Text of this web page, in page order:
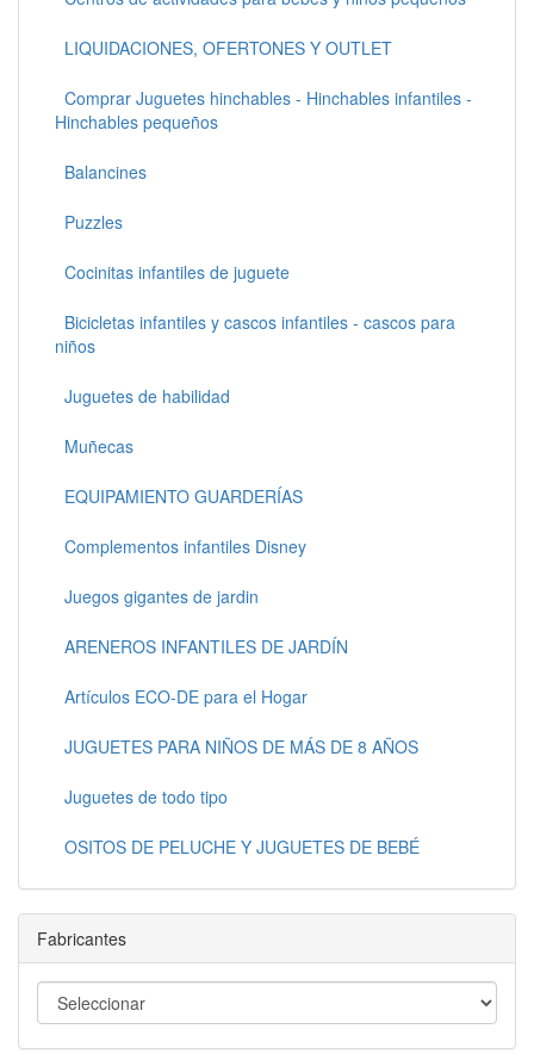
LIQUIDACIONES, OFERTONES Y OUTLET
Comprar Juguetes hinchables - Hinchables infantiles -
Hinchables pequeños
Balancines
Puzzles
Cocinitas infantiles de juguete
Bicicletas infantiles y cascos infantiles - cascos para
niños
Juguetes de habilidad
Muñecas
EQUIPAMIENTO GUARDERÍAS
Complementos infantiles Disney
Juegos gigantes de jardin
ARENEROS INFANTILES DE JARDÍN
Artículos ECO-DE para el Hogar
JUGUETES PARA NIÑOS DE MÁS DE 8 AÑOS
Juguetes de todo tipo
OSITOS DE PELUCHE Y JUGUETES DE BEBÉ
Fabricantes